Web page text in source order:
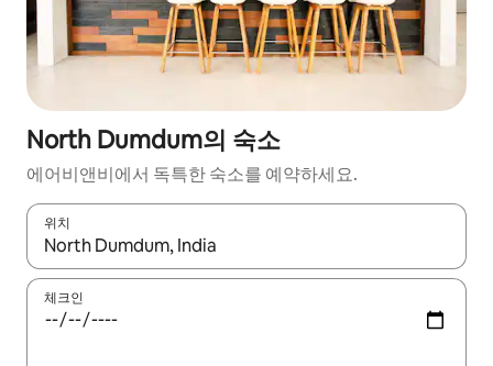
North Dumdum의 숙소
에어비앤비에서 독특한 숙소를 예약하세요.
위치
결과가 나오면 위·아래 화살표 키를 사용하거나 터치 또는 스와이
체크인